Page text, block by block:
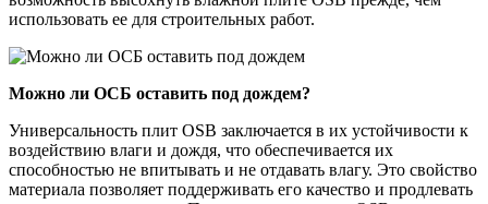
использовать ее для строительных работ.
Можно ли ОСБ оставить под дождем?
Универсальность плит OSB заключается в их устойчивости к
воздействию влаги и дождя, что обеспечивается их
способностью не впитывать и не отдавать влагу. Это свойство
материала позволяет поддерживать его качество и продлевать